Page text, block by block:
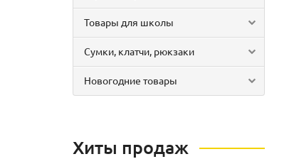
Товары для школы
Сумки, клатчи, рюкзаки
Новогодние товары
Хиты продаж